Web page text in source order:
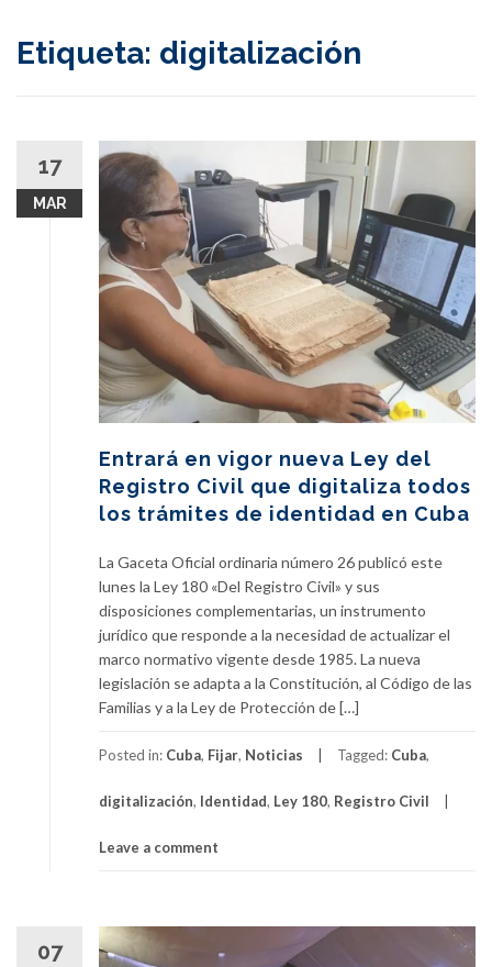
Etiqueta: digitalización
17
MAR
Entrará en vigor nueva Ley del
Registro Civil que digitaliza todos
los trámites de identidad en Cuba
La Gaceta Oficial ordinaria número 26 publicó este
lunes la Ley 180 «Del Registro Civil» y sus
disposiciones complementarias, un instrumento
jurídico que responde a la necesidad de actualizar el
marco normativo vigente desde 1985. La nueva
legislación se adapta a la Constitución, al Código de las
Familias y a la Ley de Protección de […]
Posted in: Cuba, Fijar, Noticias Tagged: Cuba,
digitalización, Identidad, Ley 180, Registro Civil
Leave a comment
07